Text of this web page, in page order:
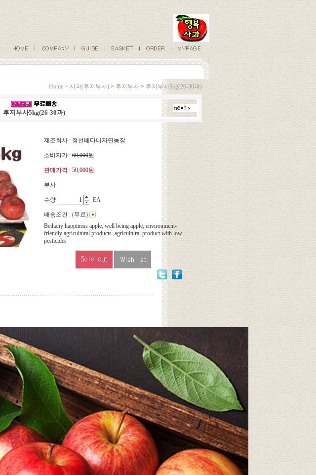
Home > 사과(후지부사) > 후지부사 > 후지부사5kg(26-30과)
후지부사5kg(26-30과)
제조회사 : 정선베다니자연농장
소비자가 : 60,000원
판매가격 : 50,000원
부사
수량 EA
배송조건 : (무료)
Bethany happiness apple, well being apple, environment-
friendly agricultural products ,agricultural product with low
pesticides